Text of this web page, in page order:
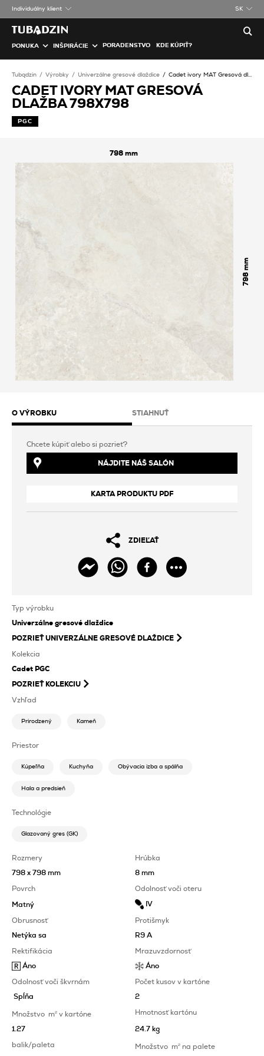
Individuálny klient SK
PONUKA INŠPIRÁCIE PORADENSTVO KDE KÚPIŤ?
Tubądzin Výrobky Univerzálne gresové dlaždice Cadet ivory MAT Gresová dlažba
CADET IVORY MAT GRESOVÁ
DLAŽBA 798X798
PGC
798
798
O VÝROBKU STIAHNUŤ
Chcete kúpiť alebo si pozrieť?
NÁJDITE NÁŠ SALÓN
KARTA PRODUKTU PDF
ZDIEĽAŤ
Typ výrobku
Univerzálne gresové dlaždice
POZRIEŤUNIVERZÁLNE GRESOVÉ DLAŽDICE
Kolekcia
Cadet PGC
POZRIEŤ KOLEKCIU
Vzhľad
Prirodzený Kameň
Priestor
Kúpeľňa Kuchyňa Obývacia izba a spálňa
Hala a predsieň
Technológie
Glazovaný gres (GK)
Rozmery
798 x 798 mm
Hrúbka
8 mm
Povrch
Matný
Odolnosť voči oteru
IV
Obrusnosť
Netýka sa
Protišmyk
R9 A
Rektifikácia
Áno
Mrazuvzdornosť
Áno
Odolnosť voči škvrnám
Spĺňa
Počet kusov v kartóne
2
Množstvo m2 v kartóne
1.27
Hmotnosť kartónu
24.7 kg
balik/paleta Množstvom2 na palete